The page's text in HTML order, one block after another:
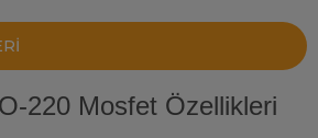
220 Mosfet Özellikleri